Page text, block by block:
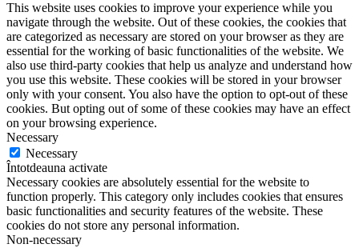
This website uses cookies to improve your experience while you
navigate through the website. Out of these cookies, the cookies that
are categorized as necessary are stored on your browser as they are
essential for the working of basic functionalities of the website. We
also use third-party cookies that help us analyze and understand how
you use this website. These cookies will be stored in your browser
only with your consent. You also have the option to opt-out of these
cookies. But opting out of some of these cookies may have an effect
on your browsing experience.
Necessary
Necessary
Întotdeauna activate
Necessary cookies are absolutely essential for the website to
function properly. This category only includes cookies that ensures
basic functionalities and security features of the website. These
cookies do not store any personal information.
Non-necessary